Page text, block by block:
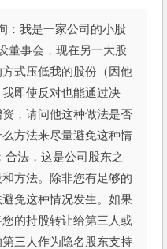
：我是一家公司的小股
董事会，现在另一大股
式压低我的股份（因他
即使反对也能通过决
，请问他这种做法是否
方法来尽量避免这种情
合法，这是公司股东之
方法。除非您有足够的
免这种情况发生。如果
的持股转让给第三人或
三人作为隐名股东支持